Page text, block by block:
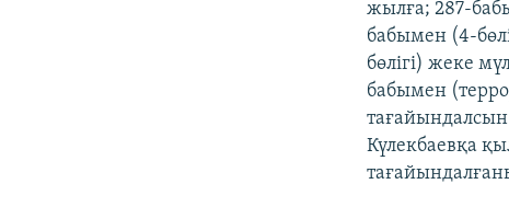
жылға; 287-
бабымен (4-
бөлігі) жеке
бабымен
Күлекбаевқа